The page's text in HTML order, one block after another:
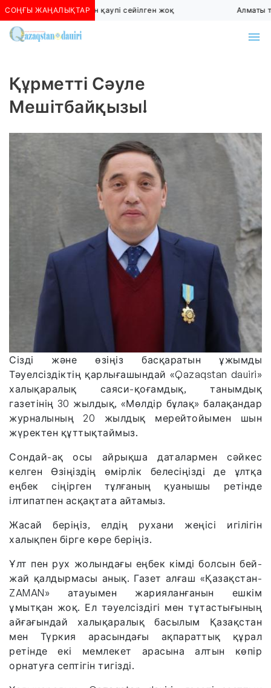
СОҢҒЫ ЖАҢАЛЫҚТАР
Алматыда көшкін қаупі сейілген жоқ Алматы
Құрметті Сәуле
Мешітбайқызы!
Сізді және өзіңіз басқаратын ұжымды
Тәуелсіздіктің қарлығашындай «Qazaqstan dauiri»
халықаралық саяси-қоғамдық, танымдық
газетінің 30 жылдық, «Мөлдір бұлақ» балақандар
журналының 20 жылдық мерейтойымен шын
жүректен құттықтаймыз.
Сондай-ақ осы айрықша даталармен сәйкес
келген Өзіңіздің өмірлік белесіңізді де ұлтқа
еңбек сіңірген тұлғаның қуанышы ретінде
ілтипатпен асқақтата айтамыз.
Жасай беріңіз, елдің рухани жеңісі игілігін
халықпен бірге көре беріңіз.
Ұлт пен рух жолындағы еңбек кімді болсын бей-
жай қалдырмасы анық. Газет алғаш «Қазақстан-
ZAMAN» атауымен жарияланғанын ешкім
ұмытқан жоқ. Ел тәуелсіздігі мен тұтастығының
айғағындай халықаралық басылым Қазақстан
мен Түркия арасындағы ақпараттық құрал
ретінде екі мемлекет арасына алтын көпір
орнатуға септігін тигізді.